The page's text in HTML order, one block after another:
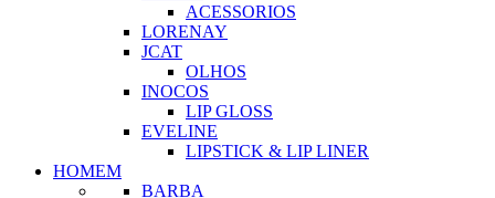
ACESSORIOS
LORENAY
JCAT
OLHOS
INOCOS
LIP GLOSS
EVELINE
LIPSTICK & LIP LINER
HOMEM
BARBA